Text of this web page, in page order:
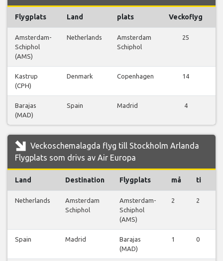
Flygplats Land plats Veckoflyg
Amsterdam-
Schiphol
(AMS)
Netherlands
Amsterdam
Schiphol
25
Kastrup
(CPH)
Denmark Copenhagen 14
Barajas
(MAD)
Spain Madrid 4
Veckoschemalagda flyg till Stockholm Arlanda
Flygplats som drivs av Air Europa
Land Destination Flygplats må ti
Netherlands
Amsterdam
Schiphol
Amsterdam-
Schiphol
(AMS)
2 2
Spain Madrid
Barajas
(MAD)
1 0